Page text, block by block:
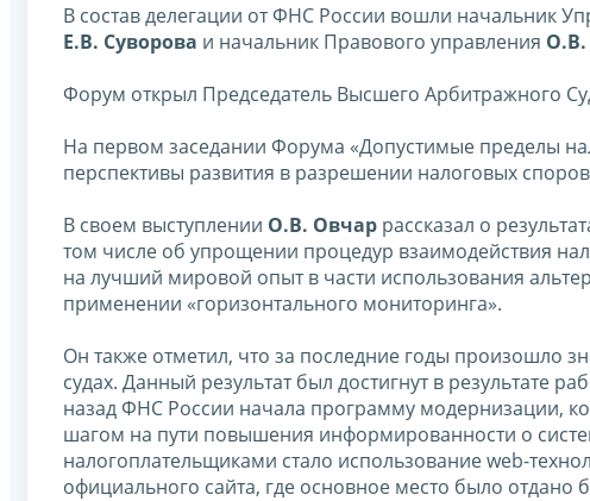
В состав делегации от ФНС России вошли начальник
Е.В. Суворова и начальник Правового управления
Форум открыл Председатель Высшего Арбитражного
На первом заседании Форума «Допустимые пределы
перспективы развития в разрешении налоговых
В своем выступлении О.В. Овчар рассказал о
том числе об упрощении процедур взаимодействия
на лучший мировой опыт в части использования
применении «горизонтального мониторинга».
Он также отметил, что за последние годы произошло
судах. Данный результат был достигнут в результате
назад ФНС России начала программу модернизации,
шагом на пути повышения информированности о
налогоплательщиками стало использование web-
официального сайта, где основное место было отдано